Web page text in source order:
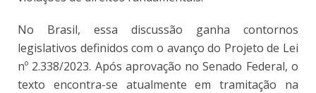
No Brasil, essa discussão ganha contornos
legislativos definidos com o avanço do Projeto de Lei
nº 2.338/2023. Após aprovação no Senado Federal, o
texto encontra-se atualmente em tramitação na